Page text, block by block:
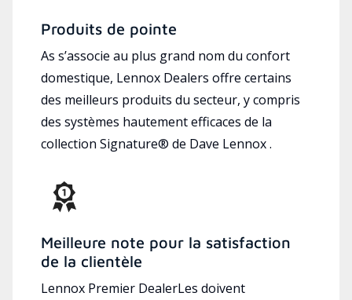
Produits de pointe
As s’associe au plus grand nom du confort
domestique, Lennox Dealers offre certains
des meilleurs produits du secteur, y compris
des systèmes hautement efficaces de la
collection Signature® de Dave Lennox .
Meilleure note pour la satisfaction
de la clientèle
Lennox Premier DealerLes doivent